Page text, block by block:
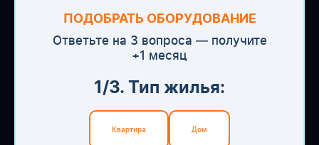
ПОДОБРАТЬ ОБОРУДОВАНИЕ
Ответьте на 3 вопроса — получите
+1 месяц
1/3. Тип жилья:
Квартира Дом